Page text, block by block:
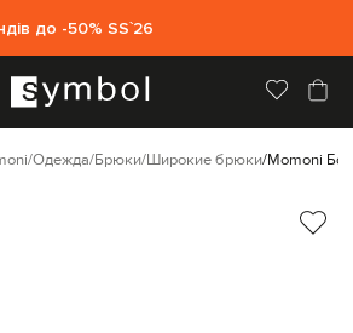
до -50% SS`26
Одежда Брюки Широкие брюки Momoni